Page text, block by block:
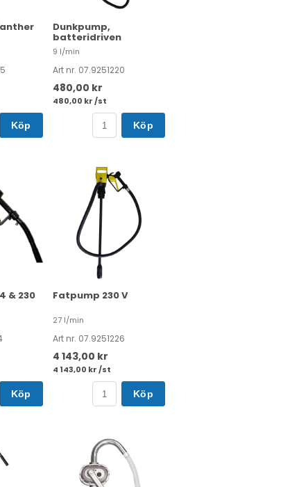
Köp
Dunkpump,
batteridriven
9 l/min
Art nr. 07.9251220
480,00 kr
480,00 kr /st
Köp
& 230
Köp
Fatpump 230 V
27 l/min
Art nr. 07.9251226
4 143,00 kr
4 143,00 kr /st
Köp